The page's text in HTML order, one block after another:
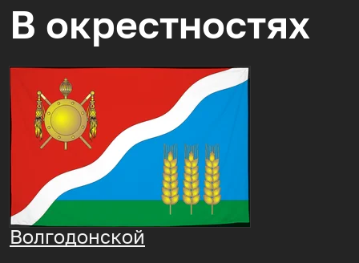
В окрестностях
Волгодонской